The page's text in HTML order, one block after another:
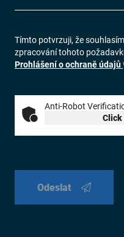
Tímto potvrzuji, že
zpracování tohoto
Prohlášení o ochraně údajů
Anti-Robot
Odeslat